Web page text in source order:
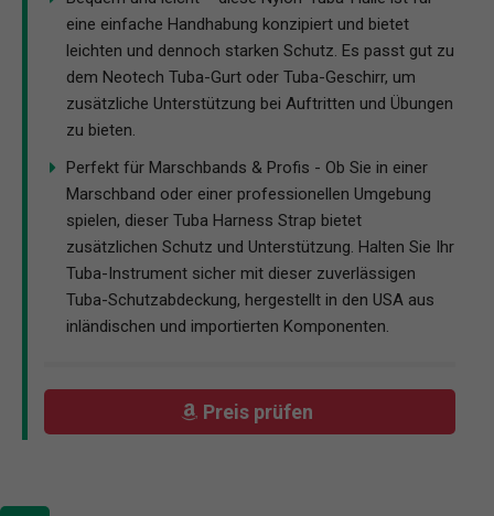
eine einfache Handhabung konzipiert und bietet
leichten und dennoch starken Schutz. Es passt gut zu
dem Neotech Tuba-Gurt oder Tuba-Geschirr, um
zusätzliche Unterstützung bei Auftritten und Übungen
zu bieten.
Perfekt für Marschbands & Profis - Ob Sie in einer
Marschband oder einer professionellen Umgebung
spielen, dieser Tuba Harness Strap bietet
zusätzlichen Schutz und Unterstützung. Halten Sie Ihr
Tuba-Instrument sicher mit dieser zuverlässigen
Tuba-Schutzabdeckung, hergestellt in den USA aus
inländischen und importierten Komponenten.
Preis prüfen